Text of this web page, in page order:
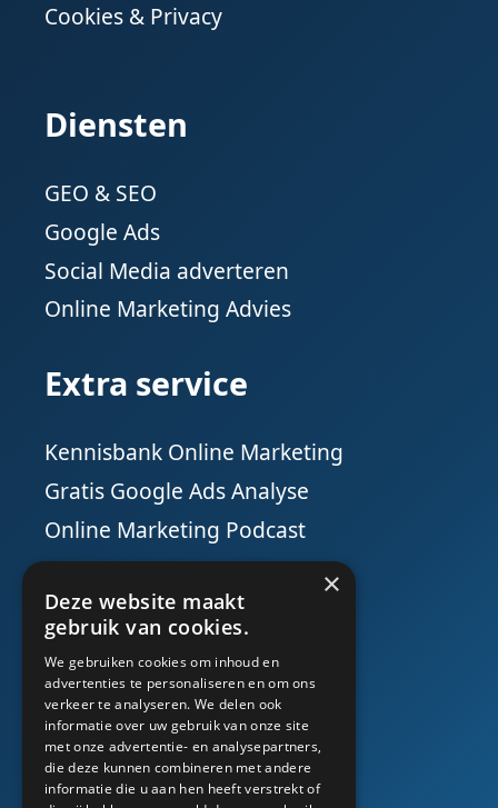
Cookies & Privacy
Diensten
GEO & SEO
Google Ads
Social Media adverteren
Online Marketing Advies
Extra service
Kennisbank Online Marketing
Gratis Google Ads Analyse
Online Marketing Podcast
Social Media ×
Deze website maakt
gebruik van cookies.
We gebruiken cookies om inhoud en
advertenties te personaliseren en om ons
verkeer te analyseren. We delen ook
informatie over uw gebruik van onze site
met onze advertentie- en analysepartners,
die deze kunnen combineren met andere
informatie die u aan hen heeft verstrekt of